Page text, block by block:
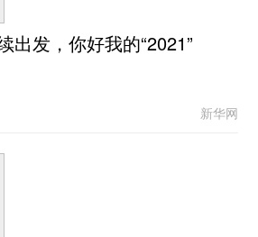
出发，你好我的“2021”
新华网